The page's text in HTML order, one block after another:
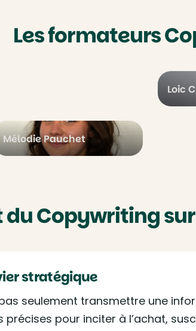
Les formateurs
Loic
Mélodie Pauchet
du Copywriting
stratégique
seulement transmettre une
pour inciter à l’achat,